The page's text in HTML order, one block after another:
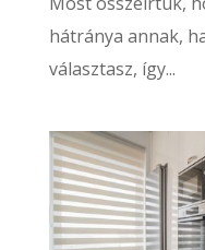
hátránya annak,
választasz, így...